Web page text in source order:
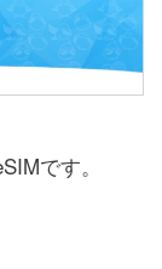
です。